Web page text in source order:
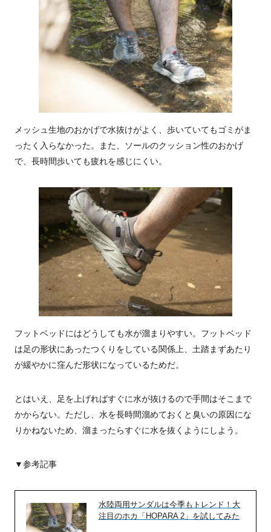
メッシュ生地のおかげで水抜けがよく、歩いていてもゴミがま
ったく入らなかった。また、ソールのクッション性のおかげ
で、長時間歩いても疲れを感じにくい。
フットベッドにはどうしても水が溜まりやすい。フットベッド
は足の形状にあったつくりをしている関係上、土踏まずあたり
が緩やかに窪んだ形状になっているためだ。
とはいえ、足を上げればすぐに水が抜けるので手間はそこまで
かからない。ただし、水を長時間溜めておくと臭いの原因にな
りかねないため、溜まったらすぐに水を抜くようにしよう。
▼参考記事
水陸両用サンダルは今季もトレンド！大
注目のホカ「HOPARA 2」を試してみた